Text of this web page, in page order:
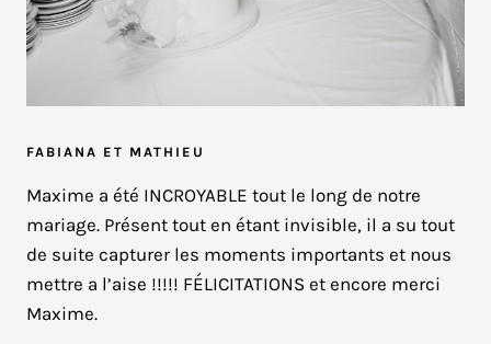
FABIANA ET MATHIEU
Maxime a été INCROYABLE tout le long de notre
mariage. Présent tout en étant invisible, il a su tout
de suite capturer les moments importants et nous
mettre a l’aise !!!!! FÉLICITATIONS et encore merci
Maxime.